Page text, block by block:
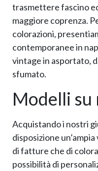
trasmettere fascino
maggiore coprenza.
colorazioni,
contemporanee in
vintage in asportato,
sfumato.
Modelli su
Acquistando i nostri
disposizione
di fatture che di
possibilità di